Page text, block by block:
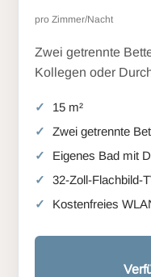
pro Zimmer/Nacht
Zwei getrennte
Kollegen oder
15 m²
Zwei getrennte
Eigenes Bad mit
32-Zoll-Flachbild-
Kostenfreies